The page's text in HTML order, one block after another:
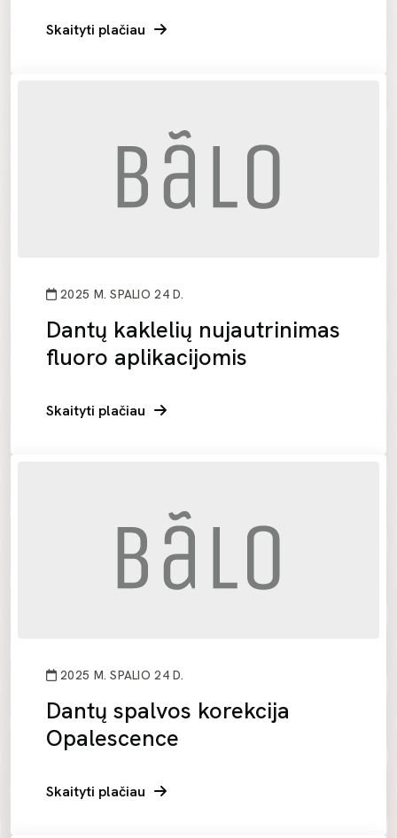
Skaityti plačiau
2025 M. SPALIO 24 D.
Dantų kaklelių nujautrinimas
fluoro aplikacijomis
Skaityti plačiau
2025 M. SPALIO 24 D.
Dantų spalvos korekcija
Opalescence
Skaityti plačiau